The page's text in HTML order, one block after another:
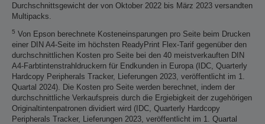
Durchschnittsgewicht der von Oktober 2022 bis März 2023 versandten
Multipacks.
5 Von Epson berechnete Kosteneinsparungen pro Seite beim Drucken
einer DIN A4-Seite im höchsten ReadyPrint Flex-Tarif gegenüber den
durchschnittlichen Kosten pro Seite bei den 40 meistverkauften DIN
A4-Farbtintenstrahldruckern für Endkunden in Europa (IDC, Quarterly
Hardcopy Peripherals Tracker, Lieferungen 2023, veröffentlicht im 1.
Quartal 2024). Die Kosten pro Seite werden berechnet, indem der
durchschnittliche Verkaufspreis durch die Ergiebigkeit der zugehörigen
Originaltintenpatronen dividiert wird (IDC, Quarterly Hardcopy
Peripherals Tracker, Lieferungen 2023, veröffentlicht im 1. Quartal